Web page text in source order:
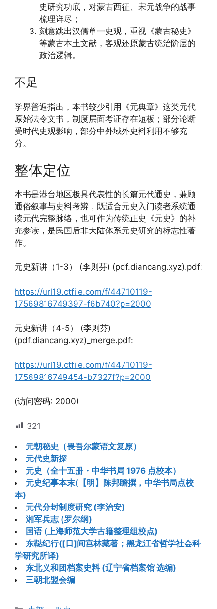
史研究功底，对蒙古西征、宋元战争的战事
梳理详尽；
刻意跳出汉儒单一史观，重视《蒙古秘史》
等蒙古本土文献，客观还原蒙古统治阶层的
政治逻辑。
不足
学界普遍指出，本书较少引用《元典章》这类元代
原始法令文书，制度层面考证存在短板；部分论断
受时代史观影响，部分中外域外史料利用不够充
分。
整体定位
本书是港台地区极具代表性的长篇元代通史，兼顾
通俗叙事与史料考辨，既适合元史入门读者系统通
读元代完整脉络，也可作为传统正史《元史》的补
充参读，是民国后非大陆体系元史研究的标志性著
作。
元史新讲（1-3） (李则芬) (pdf.diancang.xyz).pdf:
https://url19.ctfile.com/f/44710119-
17569816749397-f6b740?p=2000
元史新讲（4-5） (李则芬)
(pdf.diancang.xyz)_merge.pdf:
https://url19.ctfile.com/f/44710119-
17569816749454-b7327f?p=2000
(访问密码: 2000)
321
元朝秘史（畏吾尔蒙语文复原）
元代史新探
元史（全十五册・中华书局 1976 点校本）
元史纪事本末(【明】陈邦瞻撰，中华书局点校
本)
元代分封制度研究 (李治安)
湘军兵志 (罗尔纲)
国语 (上海师范大学古籍整理组校点)
东鞑纪行([日]间宫林藏著；黑龙江省哲学社会科
学研究所译)
东北义和团档案史料 (辽宁省档案馆 选编)
三朝北盟会编